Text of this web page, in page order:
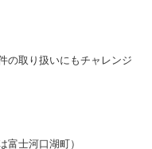
の取り扱いにもチャレンジ
富士河口湖町）